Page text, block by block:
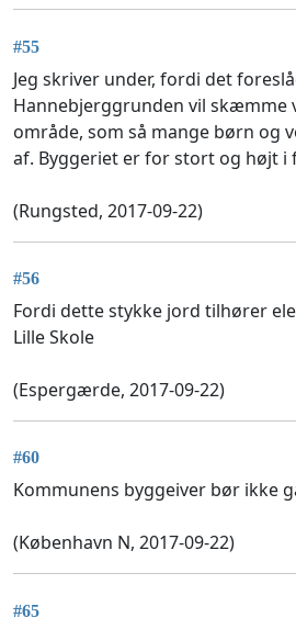
#55
Jeg skriver under, fordi det
Hannebjerggrunden vil skæmme
område, som så mange børn og
af. Byggeriet er for stort og højt
(Rungsted, 2017-09-22)
#56
Fordi dette stykke jord tilhører
Lille Skole
(Espergærde, 2017-09-22)
#60
Kommunens byggeiver bør ikke
(København N, 2017-09-22)
#65